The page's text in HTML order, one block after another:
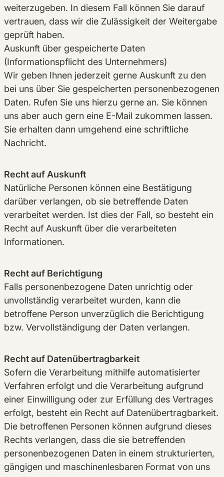
weiterzugeben. In diesem Fall können Sie darauf
vertrauen, dass wir die Zulässigkeit der Weitergabe
geprüft haben.
Auskunft über gespeicherte Daten
(Informationspflicht des Unternehmers)
Wir geben Ihnen jederzeit gerne Auskunft zu den
bei uns über Sie gespeicherten personenbezogenen
Daten. Rufen Sie uns hierzu gerne an. Sie können
uns aber auch gern eine E-Mail zukommen lassen.
Sie erhalten dann umgehend eine schriftliche
Nachricht.
Recht auf Auskunft
Natürliche Personen können eine Bestätigung
darüber verlangen, ob sie betreffende Daten
verarbeitet werden. Ist dies der Fall, so besteht ein
Recht auf Auskunft über die verarbeiteten
Informationen.
Recht auf Berichtigung
Falls personenbezogene Daten unrichtig oder
unvollständig verarbeitet wurden, kann die
betroffene Person unverzüglich die Berichtigung
bzw. Vervollständigung der Daten verlangen.
Recht auf Datenübertragbarkeit
Sofern die Verarbeitung mithilfe automatisierter
Verfahren erfolgt und die Verarbeitung aufgrund
einer Einwilligung oder zur Erfüllung des Vertrages
erfolgt, besteht ein Recht auf Datenübertragbarkeit.
Die betroffenen Personen können aufgrund dieses
Rechts verlangen, dass die sie betreffenden
personenbezogenen Daten in einem strukturierten,
gängigen und maschinenlesbaren Format von uns